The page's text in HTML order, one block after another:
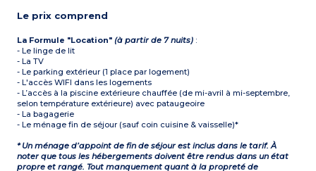
Le prix comprend
La Formule "Location"(à partir de 7 nuits) :
- Le linge de lit
- La TV
- Le parking extérieur (1 place par logement)
- L'accès WIFI dans les logements
- L’accès à la piscine extérieure chauffée (de mi-avril à mi-septembre,
selon température extérieure) avec pataugeoire
- La bagagerie
- Le ménage fin de séjour (sauf coin cuisine & vaisselle)*
* Un ménage d’appoint de fin de séjour est inclus dans le tarif. À
noter que tous les hébergements doivent être rendus dans un état
propre et rangé. Tout manquement quant à la propreté de